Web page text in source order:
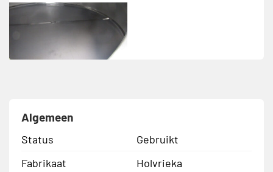
Algemeen
Status
Gebruikt
Fabrikaat
Holvrieka